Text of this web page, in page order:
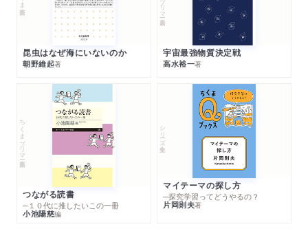
昆虫はなぜ海にいないのか
朝野維起著
宇宙最強物質決定戦
高水裕一著
ちくまプリマー新書
つながる読書
─１０代に推したいこの一冊
小池陽慈編
シリーズ・全集
マイテーマの探し方
─探究学習ってどうやるの？
片岡則夫著